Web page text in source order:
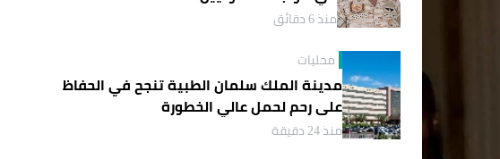
منذ 6 دقائق
محليات
مدينة الملك سلمان الطبية تنجح في الحفاظ
على رحم لحمل عالي الخطورة
منذ 24 دقيقة